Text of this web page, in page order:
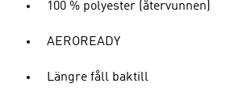
100 % polyester (återvunnen)
AEROREADY
Längre fåll baktill